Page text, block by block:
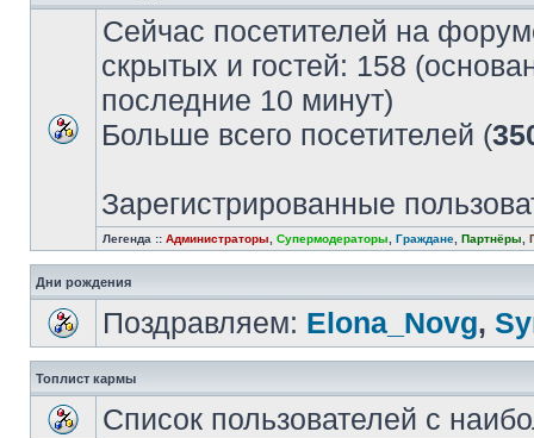
Сейчас посетителей на
скрытых и гостей: 158
последние 10 минут)
Больше всего посетителей (
Зарегистрированные
Легенда :: Администраторы Супермодераторы Граждане Партнёры
Дни рождения
Поздравляем: Elona_Novg,
Топлист кармы
Список пользователей с